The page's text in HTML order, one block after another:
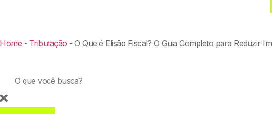
Home - Tributação - O Que é Elisão Fiscal? O Guia Completo para Reduzir